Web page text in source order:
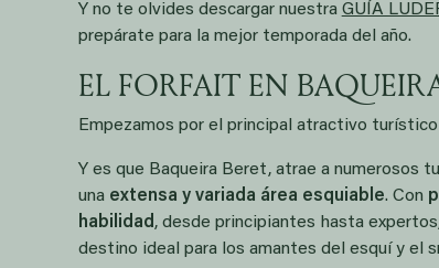
Y no te olvides descargar nuestra GUÍA
prepárate para la mejor temporada del año.
EL FORFAIT EN
Empezamos por el principal atractivo
Y es que Baqueira Beret, atrae a numerosos
una extensa y variada área esquiable. Con
habilidad , desde principiantes hasta
destino ideal para los amantes del esquí y el